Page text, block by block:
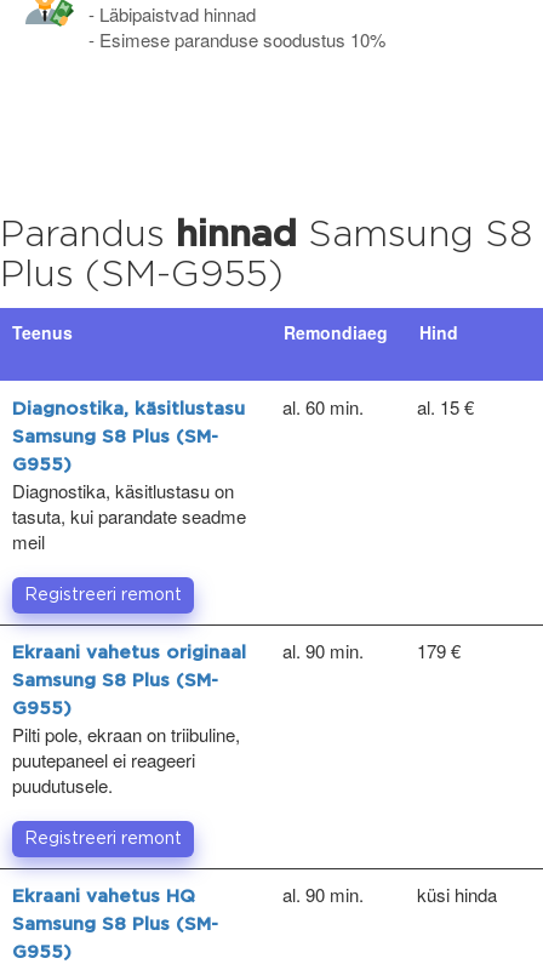
- Läbipaistvad hinnad
- Esimese paranduse soodustus 10%
Parandus hinnad
Samsung S8
Plus (SM-G955)
Teenus Remondiaeg Hind
Diagnostika, käsitlustasu
Samsung S8 Plus (SM-
G955)
Diagnostika, käsitlustasu on
tasuta, kui parandate seadme
meil
al. 60 min. al. 15 €
Registreeri remont
Ekraani vahetus originaal
Samsung S8 Plus (SM-
G955)
Pilti pole, ekraan on triibuline,
puutepaneel ei reageeri
puudutusele.
al. 90 min. 179 €
Registreeri remont
Ekraani vahetus HQ
Samsung S8 Plus (SM-
G955)
al. 90 min. küsi hinda